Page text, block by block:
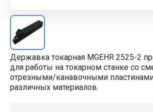
Державка токарная MGEHR 2525-2
для работы на токарном станке со
отрезными/канавочными
различных материалов.